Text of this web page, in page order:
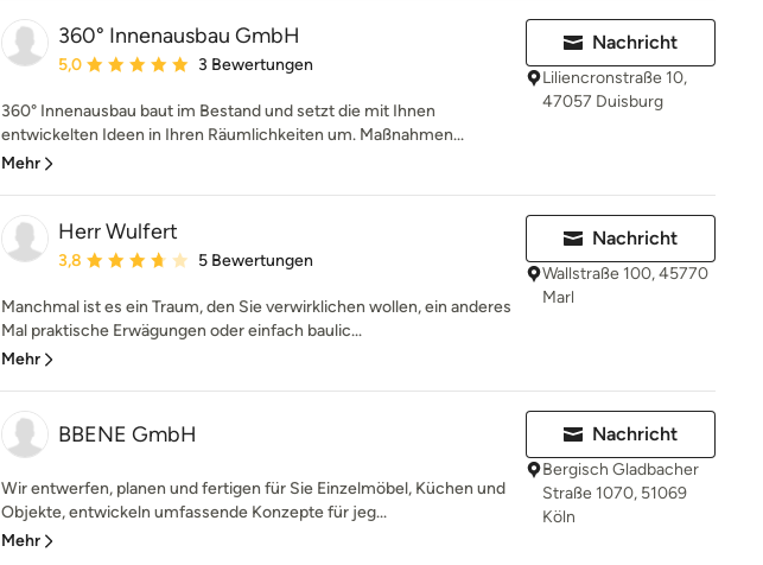
360° Innenausbau GmbH
Durchschnittliche Bewertung: 5 von 5 Sternen
5,0 3 Bewertungen
360° Innenausbau baut im Bestand und setzt die mit Ihnen
entwickelten Ideen in Ihren Räumlichkeiten um. Maßnahmen...
Mehr
Nachricht
Liliencronstraße 10,
47057 Duisburg
Herr Wulfert
Durchschnittliche Bewertung: 3.8 von 5 Sternen
3,8 5 Bewertungen
Manchmal ist es ein Traum, den Sie verwirklichen wollen, ein anderes
Mal praktische Erwägungen oder einfach baulic...
Mehr
Nachricht
Wallstraße 100, 45770
Marl
BBENE GmbH
Wir entwerfen, planen und fertigen für Sie Einzelmöbel, Küchen und
Objekte, entwickeln umfassende Konzepte für jeg...
Mehr
Nachricht
Bergisch Gladbacher
Straße 1070, 51069
Köln